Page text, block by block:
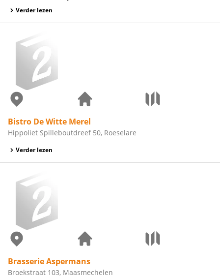
Verder lezen
Bistro De Witte Merel
Hippoliet Spilleboutdreef 50, Roeselare
Verder lezen
Brasserie Aspermans
Broekstraat 103, Maasmechelen